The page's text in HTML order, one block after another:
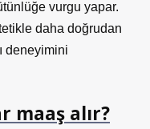
vurgu yapar.
daha doğrudan
deneyimini
maaş alır?